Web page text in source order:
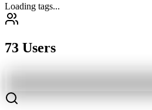
Loading tags...
73 Users